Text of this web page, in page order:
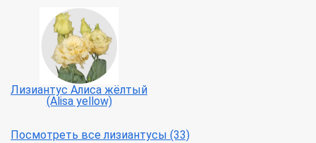
Лизиантус Алиса жёлтый
(Alisa yellow)
Посмотреть все лизиантусы (33)